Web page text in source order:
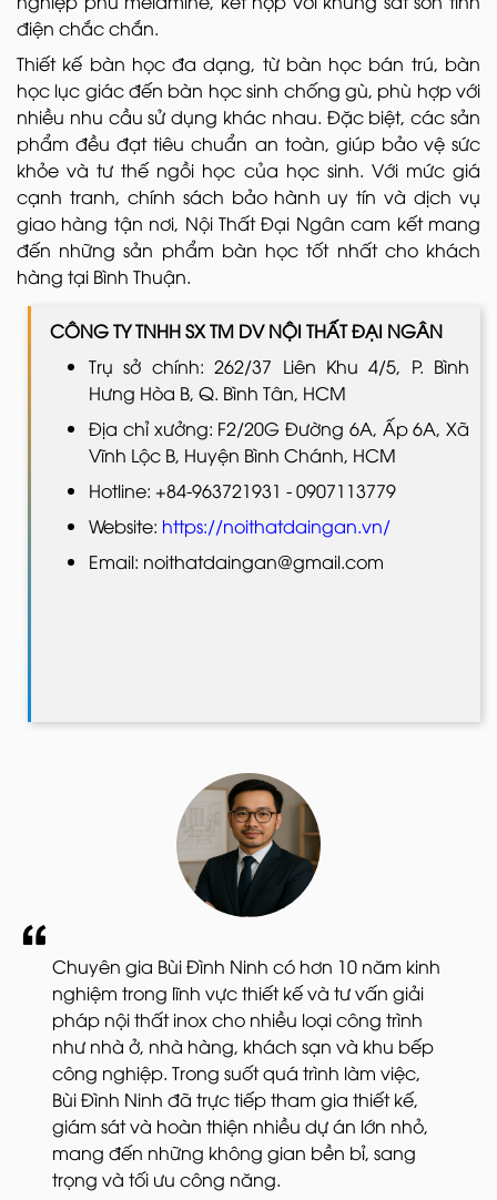
điện chắc chắn.
Thiết kế bàn học đa dạng, từ bàn học bán trú, bàn
học lục giác đến bàn học sinh chống gù, phù hợp với
nhiều nhu cầu sử dụng khác nhau. Đặc biệt, các sản
phẩm đều đạt tiêu chuẩn an toàn, giúp bảo vệ sức
khỏe và tư thế ngồi học của học sinh. Với mức giá
cạnh tranh, chính sách bảo hành uy tín và dịch vụ
giao hàng tận nơi, Nội Thất Đại Ngân cam kết mang
đến những sản phẩm bàn học tốt nhất cho khách
hàng tại Bình Thuận.
CÔNG TY TNHH SX TM DV NỘI THẤT ĐẠI NGÂN
Trụ sở chính: 262/37 Liên Khu 4/5, P. Bình
Hưng Hòa B, Q. Bình Tân, HCM
Địa chỉ xưởng: F2/20G Đường 6A, Ấp 6A, Xã
Vĩnh Lộc B, Huyện Bình Chánh, HCM
Hotline: +84-963721931 - 0907113779
Website: https://noithatdaingan.vn/
Email: noithatdaingan@gmail.com
Chuyên gia Bùi Đình Ninh có hơn 10 năm kinh
nghiệm trong lĩnh vực thiết kế và tư vấn giải
pháp nội thất inox cho nhiều loại công trình
như nhà ở, nhà hàng, khách sạn và khu bếp
công nghiệp. Trong suốt quá trình làm việc,
Bùi Đình Ninh đã trực tiếp tham gia thiết kế,
giám sát và hoàn thiện nhiều dự án lớn nhỏ,
mang đến những không gian bền bỉ, sang
trọng và tối ưu công năng.